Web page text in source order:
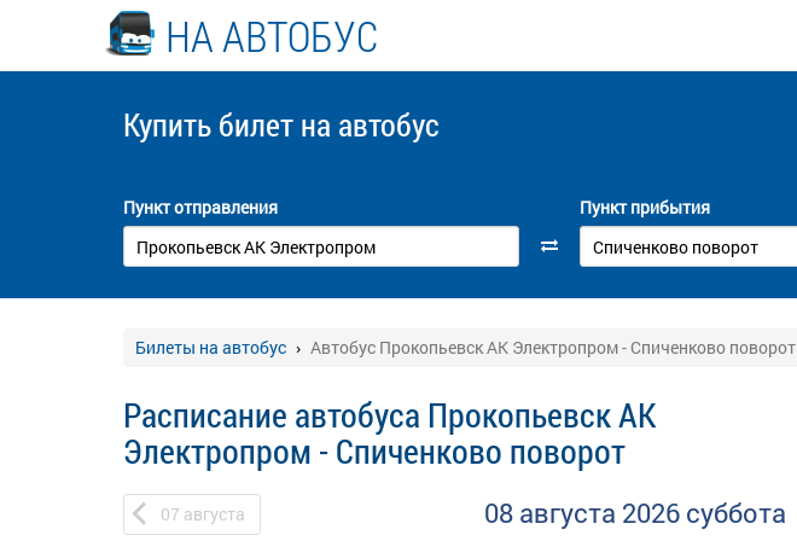
НА АВТОБУС
Купить билет на автобус
Пункт отправления Пункт прибытия
Билеты на автобус Автобус Прокопьевск АК Электропром - Спиченково поворот
Расписание автобуса Прокопьевск АК
Электропром - Спиченково поворот
07 августа 08 августа 2026 суббота